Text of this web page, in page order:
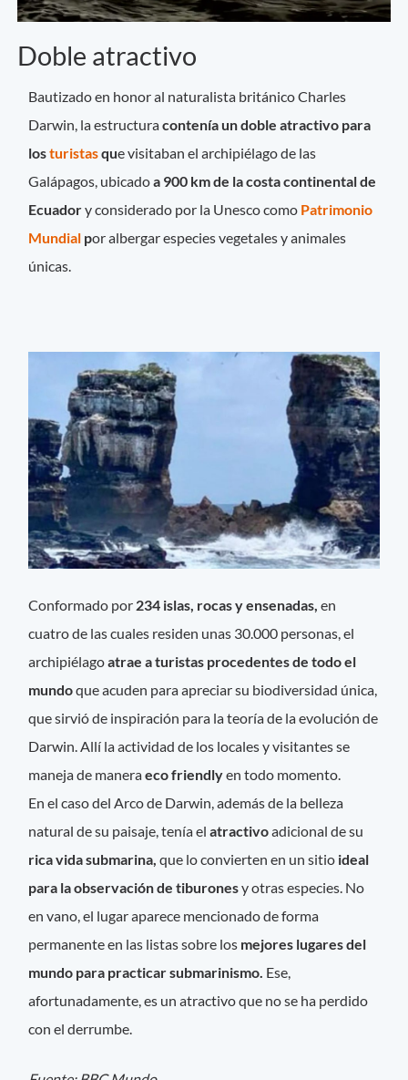
Doble atractivo
Bautizado en honor al naturalista británico Charles
Darwin, la estructuracontenía un doble atractivo para
losturistasque visitaban el archipiélago de las
Galápagos, ubicadoa 900 km de la costa continental de
Ecuadory considerado por la Unesco como Patrimonio
Mundial por albergar especies vegetales y animales
únicas.
Conformado por 234 islas, rocas y ensenadas,en
cuatro de las cuales residen unas 30.000 personas, el
archipiélagoatrae a turistas procedentes de todo el
mundoque acuden para apreciar su biodiversidad única,
que sirvió de inspiración para la teoría de la evolución de
Darwin. Allí la actividad de los locales y visitantes se
maneja de maneraeco friendlyen todo momento.
En el caso del Arco de Darwin, además de la belleza
natural de su paisaje, tenía elatractivoadicional de su
rica vida submarina, que lo convierten en un sitio ideal
para la observación de tiburonesy otras especies. No
en vano, el lugar aparece mencionado de forma
permanente en las listas sobre los mejores lugares del
mundo para practicar submarinismo. Ese,
afortunadamente, es un atractivo que no se ha perdido
con el derrumbe.